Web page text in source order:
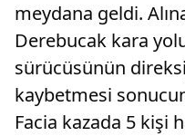
meydana geldi.
Derebucak kara
sürücüsünün
kaybetmesi
Facia kazada 5 kişi